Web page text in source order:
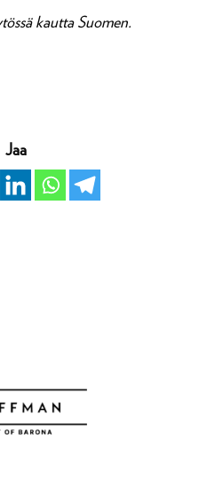
kautta Suomen.
Jaa